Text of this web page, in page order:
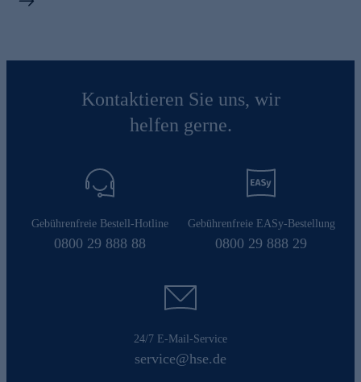
Kontaktieren Sie uns, wir
helfen gerne.
Gebührenfreie Bestell-Hotline
0800 29 888 88
Gebührenfreie EASy-Bestellung
0800 29 888 29
24/7 E-Mail-Service
service@hse.de